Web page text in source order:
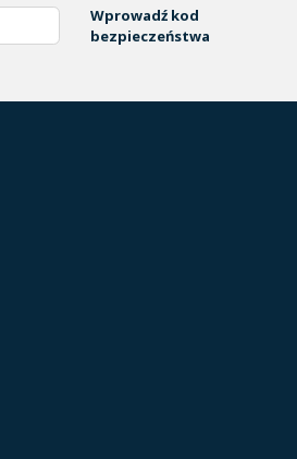
Wprowadź kod
bezpieczeństwa